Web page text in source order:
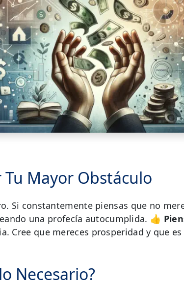
Mayor Obstáculo
Si constantemente piensas que no
una profecía autocumplida. 👍
Cree que mereces prosperidad y que es
Necesario?